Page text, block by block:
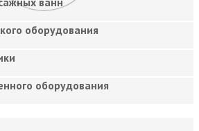
оборудования
оборудования